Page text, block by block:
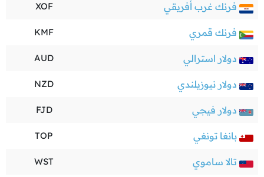
فرنك غرب أفريقي XOF
فرنك قمري KMF
دولار استرالي AUD
دولار نيوزيلندي NZD
دولار فيجي FJD
بانغا تونغي TOP
تالا ساموي WST